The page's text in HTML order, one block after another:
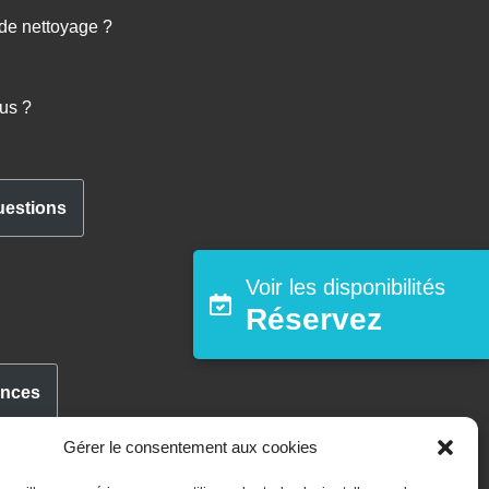
Gérer le consentement aux cookies
Voir les disponibilités
Réservez
nettoyage ?
?